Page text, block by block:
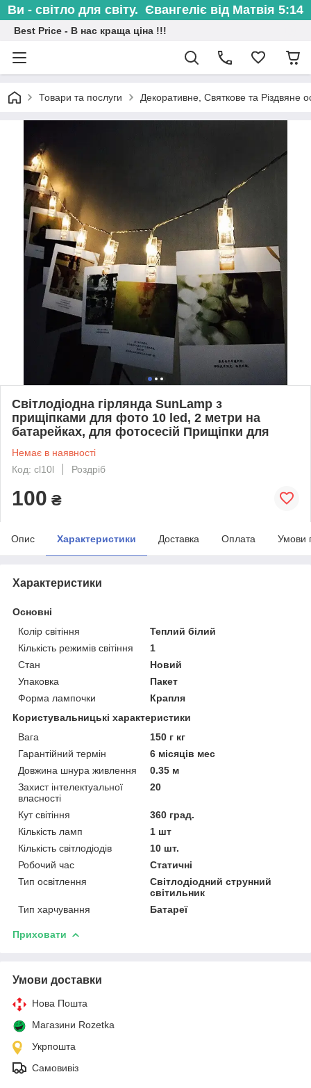
Ви - світло для світу. Євангеліє від Матвія 5:14
Best Price - В нас краща ціна !!!
Товари та послуги Декоративне, Святкове та Різдвяне
Світлодіодна гірлянда SunLamp з
прищіпками для фото 10 led, 2 метри на
батарейках, для фотосесій Прищіпки для
Немає в наявності
Код: cl10l
Роздріб
100 ₴
Опис Характеристики Доставка Оплата Умови
Характеристики
Основні
Колір світіння
Теплий білий
Кількість режимів світіння
1
Стан
Новий
Упаковка
Пакет
Форма лампочки
Крапля
Користувальницькі характеристики
Вага
150 г кг
Гарантійний термін
6 місяців мес
Довжина шнура живлення
0.35 м
Захист інтелектуальної
власності
20
Кут світіння
360 град.
Кількість ламп
1 шт
Кількість світлодіодів
10 шт.
Робочий час
Статичні
Тип освітлення
Світлодіодний струнний
світильник
Тип харчування
Батареї
Приховати
Умови доставки
Нова Пошта
Магазини Rozetka
Укрпошта
Самовивіз